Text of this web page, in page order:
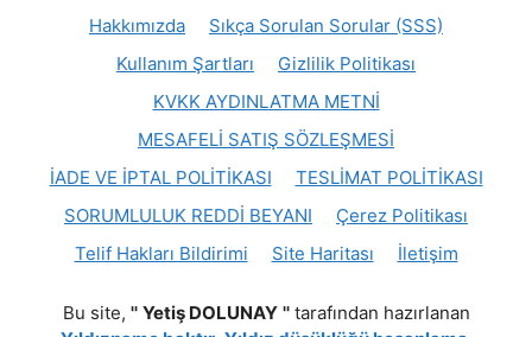
Hakkımızda
Sıkça Sorulan Sorular (SSS)
Kullanım Şartları
Gizlilik Politikası
KVKK AYDINLATMA METNİ
MESAFELİ SATIŞ SÖZLEŞMESİ
İADE VE İPTAL POLİTİKASI
TESLİMAT POLİTİKASI
SORUMLULUK REDDİ BEYANI
Çerez Politikası
Telif Hakları Bildirimi
Site Haritası İletişim
Bu site, '' Yetiş DOLUNAY ''tarafından hazırlanan